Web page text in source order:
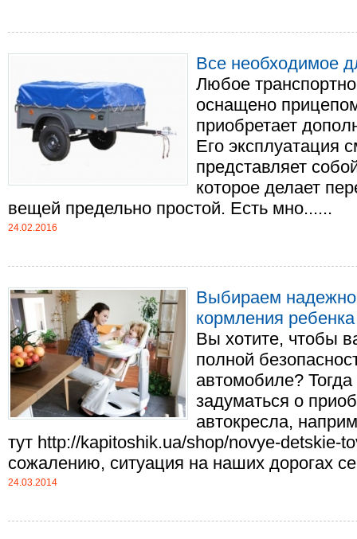
Все необходимое
Любое
оснащено
приобретает
Его эксплуатация
представляет
которое делает
вещей предельно простой. Есть мно......
24.02.2016
Выбираем
кормления ребенка
Вы хотите, чтобы
полной
автомобиле?
задуматься о
автокресла,
тут http://kapitoshik.ua/shop/novye-detskie-
сожалению, ситуация на наших дорогах
24.03.2014